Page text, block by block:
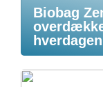
Biobag